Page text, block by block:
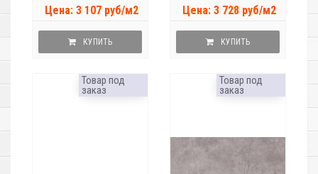
Цена: 3 107 руб/м2
КУПИТЬ
Цена: 3 728 руб/м2
КУПИТЬ
Товар под
заказ
Товар под
заказ